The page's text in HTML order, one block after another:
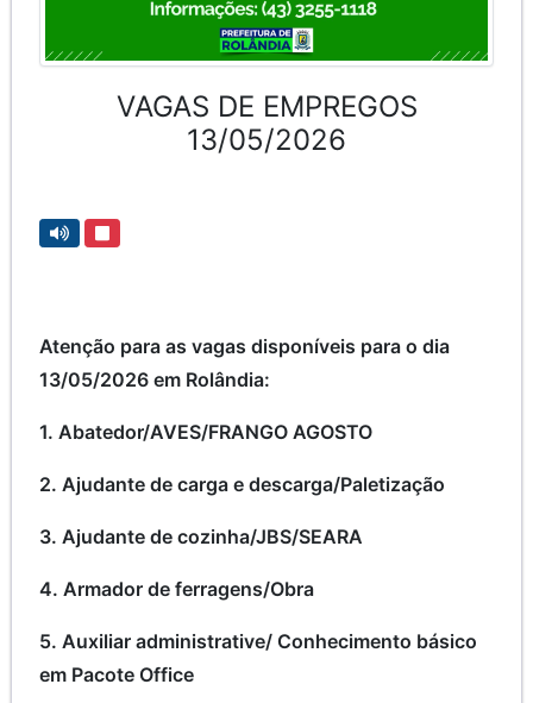
VAGAS DE EMPREGOS
13/05/2026
Atenção para as vagas disponíveis para o dia
13/05/2026 em Rolândia:
1. Abatedor/AVES/FRANGO AGOSTO
2. Ajudante de carga e descarga/Paletização
3. Ajudante de cozinha/JBS/SEARA
4. Armador de ferragens/Obra
5. Auxiliar administrative/ Conhecimento básico
em Pacote Office